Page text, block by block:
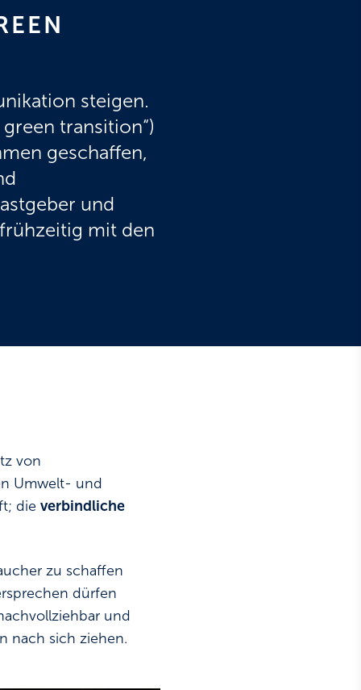
steigen.
transition“)
geschaffen,
und
mit den
von
Umwelt- und
die verbindliche
zu schaffen
dürfen
und
nach sich ziehen.